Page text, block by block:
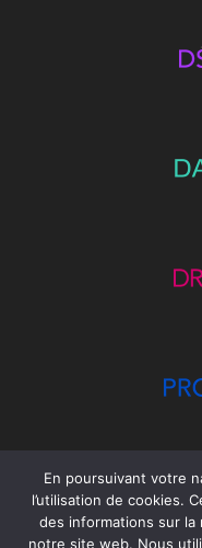
En poursuivant votre
l’utilisation de cookies.
des informations sur la
notre site web. Nous